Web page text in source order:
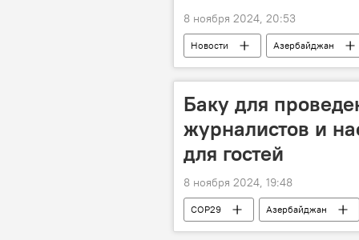
8 ноября 2024, 20:53
Новости Азербайджан
Валенсия
Премьер-министр
Баку для
журналистов и
для гостей
8 ноября 2024, 19:48
COP29 Азербайджан
29-я сессия Конференции сторон